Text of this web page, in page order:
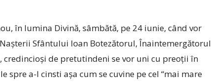
în lumina Divină, sâmbătă, pe 24 iunie, când vor
Sfântului Ioan Botezătorul, Înaintemergătorul
de pretutindeni se vor uni cu preoții în
spre a-l cinsti așa cum se cuvine pe cel “mai mare